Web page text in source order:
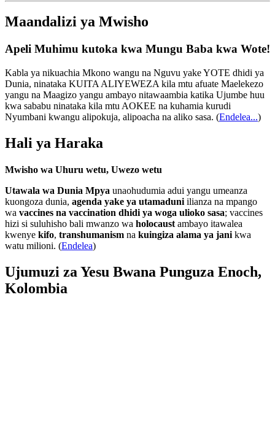
Maandalizi ya Mwisho
Apeli Muhimu kutoka kwa Mungu Baba kwa Wote!
Kabla ya nikuachia Mkono wangu na Nguvu yake YOTE dhidi ya
Dunia, ninataka KUITA ALIYEWEZA kila mtu afuate Maelekezo
yangu na Maagizo yangu ambayo nitawaambia katika Ujumbe huu
kwa sababu ninataka kila mtu AOKEE na kuhamia kurudi
Nyumbani kwangu alipokuja, alipoacha na aliko sasa. (Endelea...)
Hali ya Haraka
Mwisho wa Uhuru wetu, Uwezo wetu
Utawala wa Dunia Mpya unaohudumia adui yangu umeanza
kuongoza dunia, agenda yake ya utamaduni ilianza na mpango
wa vaccines na vaccination dhidi ya woga ulioko sasa; vaccines
hizi si suluhisho bali mwanzo wa holocaust ambayo itawalea
kwenye kifo, transhumanism na kuingiza alama ya jani kwa
watu milioni. (Endelea)
Ujumuzi za Yesu Bwana Punguza Enoch,
Kolombia